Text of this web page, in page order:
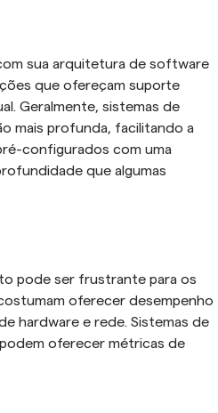
sua arquitetura de software
que ofereçam suporte
Geralmente, sistemas de
mais profunda, facilitando a
configurados com uma
que algumas
pode ser frustrante para os
oferecer desempenho
hardware e rede. Sistemas de
oferecer métricas de